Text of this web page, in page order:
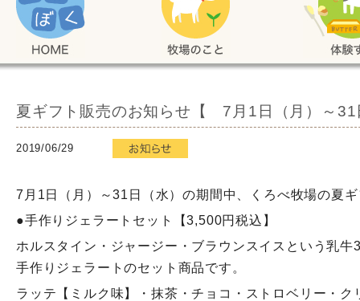
夏ギフト販売のお知らせ【 7月1日（月）～31
2019/06/29
7月1日（月）～31日（水）の期間中、くろべ牧場の夏
●手作りジェラートセット【3,500円税込】
ホルスタイン・ジャージー・ブラウンスイスという乳牛
手作りジェラートのセット商品です。
ラッテ【ミルク味】・抹茶・チョコ・ストロベリー・ク